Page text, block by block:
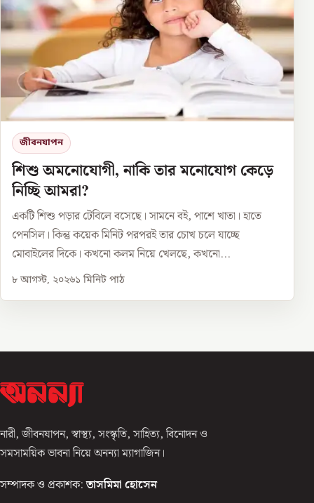
জীবনযাপন
শিশু অমনোযোগী, নাকি তার মনোযোগ কেড়ে
নিচ্ছি আমরা?
একটি শিশু পড়ার টেবিলে বসেছে। সামনে বই, পাশে খাতা। হাতে
পেনসিল। কিন্তু কয়েক মিনিট পরপরই তার চোখ চলে যাচ্ছে
মোবাইলের দিকে। কখনো কলম নিয়ে খেলছে, কখনো...
৮ আগস্ট, ২০২৬১ মিনিট পাঠ
নারী, জীবনযাপন, স্বাস্থ্য, সংস্কৃতি, সাহিত্য, বিনোদন ও
সমসাময়িক ভাবনা নিয়ে অনন্যা ম্যাগাজিন।
সম্পাদক ও প্রকাশক: তাসমিমা হোসেন